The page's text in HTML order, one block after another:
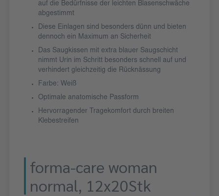
auf die Bedürfnisse der leichten Blasenschwäche
abgestimmt
Diese Einlagen sind besonders dünn und bieten
dennoch ein Maximum an Sicherheit
Das Saugkissen mit extra blauer Saugschicht
nimmt Urin im Schritt besonders schnell auf und
verhindert gleichzeitig die Rücknässung
Farbe: Weiß
Optimale anatomische Passform
Hervorragender Tragekomfort durch breiten
Klebestreifen
forma-care woman
normal, 12x20Stk